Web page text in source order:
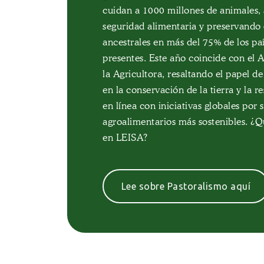
cuidan a 1000 millones de
seguridad alimentaria y
ancestrales en más del 75% de los
presentes. Este año coincide con el
la Agricultora, resaltando el papel
en la conservación de la tierra y la
en línea con iniciativas globales por
agroalimentarios más sostenibles.
en LEISA?
Lee sobre Pastoralismo aquí
Transición hacia una Agroecología
de la Soberanía Alimentaria (Tacsa)
(2018-2026). Caminos recorridos en
desafiantes, que muestran que la
un proceso de resistencia,
futuros más justos y sostenibles.
«Juventudes e infancias en la
visibilizar el rol de las juventudes
transformación de sus territorios a
agroecológicas, prácticas
convocatoria invita a compartir
propuestas que fortalezcan la
infancias en el movimiento
30 de junio. Esperamos sus
noticias dirigidas a Ana Dorrego: